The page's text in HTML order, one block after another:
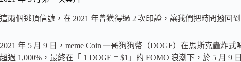
這兩個逃頂信號，在 2021 年曾獲得過 2 次印證，讓我們把時間撥回
2021 年 5 月 9 日，meme Coin 一哥狗狗幣（DOGE）在馬斯克轟炸
超過 1,000%，最終在「 1 DOGE = $1」的 FOMO 浪潮下，於 5 月 9